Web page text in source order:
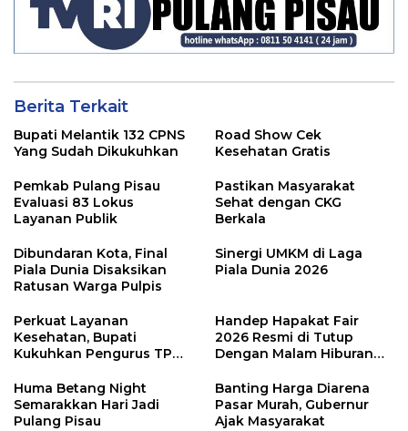
Berita Terkait
Bupati Melantik 132 CPNS
Yang Sudah Dikukuhkan
Road Show Cek
Kesehatan Gratis
Pemkab Pulang Pisau
Evaluasi 83 Lokus
Layanan Publik
Pastikan Masyarakat
Sehat dengan CKG
Berkala
Dibundaran Kota, Final
Piala Dunia Disaksikan
Ratusan Warga Pulpis
Sinergi UMKM di Laga
Piala Dunia 2026
Perkuat Layanan
Kesehatan, Bupati
Kukuhkan Pengurus TP
Handep Hapakat Fair
2026 Resmi di Tutup
Dengan Malam Hiburan
Huma Betang Night
Semarakkan Hari Jadi
Pulang Pisau
Banting Harga Diarena
Pasar Murah, Gubernur
Ajak Masyarakat